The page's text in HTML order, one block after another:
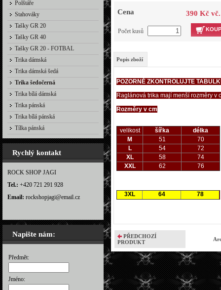
Polštáře
Stahováky
Tašky GR 20
Tašky GR 40
Tašky GR 20 - FOTBAL
Trika dámská
Trika dámská šedá
Trika šedočerná
Trika bílá dámská
Trika pánská
Trika bílá pánská
Tílka pánská
Rychlý kontakt
ROCK SHOP JAGI
Tel.: +420 721 291 928
Email: rockshopjagi@email.cz
Napište nám:
Předmět:
Jméno:
Cena 390 Kč
Počet kusů
Popis zboží
POZORNĚ ZKONTROLUJTE
Raglánová trika mají menší rozměry v
Rozměry v cm
velikost šířka
délka
M
51
70
L
54
72
XL
58
74
XXL
62 76
3XL 64 78
PŘEDCHOZÍ
PRODUKT